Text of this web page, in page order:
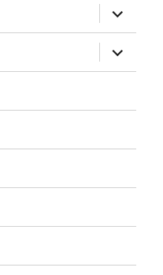
expandir
el
menú
inferior
expandir
el
menú